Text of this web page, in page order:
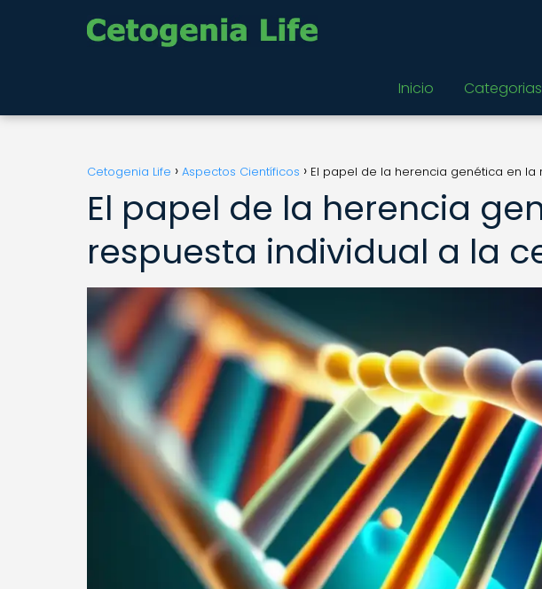
Inicio Categorias
Cetogenia Life Aspectos Científicos El papel de la herencia genética en la
El papel de la herencia
respuesta individual a la